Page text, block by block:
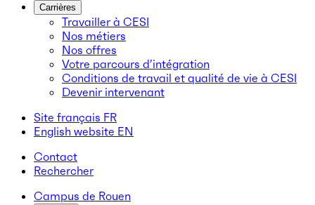
Carrières
Travailler à CESI
Nos métiers
Nos offres
Votre parcours d’intégration
Conditions de travail et qualité de vie à CESI
Devenir intervenant
Site français FR
English website EN
Contact
Rechercher
Campus de Rouen